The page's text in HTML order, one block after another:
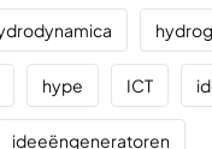
hype ICT
ideeëngeneratoren